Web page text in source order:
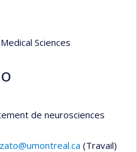
Sciences
de neurosciences
(Travail)